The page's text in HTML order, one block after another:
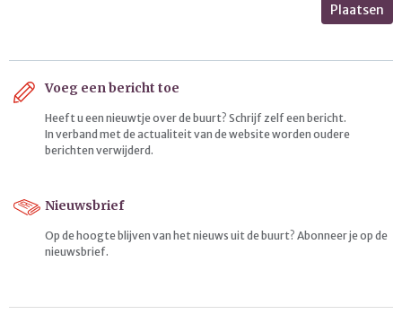
Plaatsen
Voeg een bericht toe
Heeft u een nieuwtje over de buurt? Schrijf zelf een bericht.
In verband met de actualiteit van de website worden oudere
berichten verwijderd.
Nieuwsbrief
Op de hoogte blijven van het nieuws uit de buurt? Abonneer je op de
nieuwsbrief.